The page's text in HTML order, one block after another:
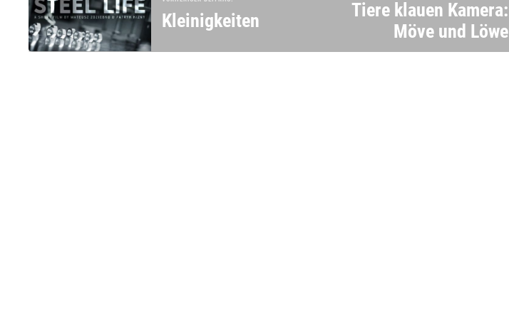
Kleinigkeiten
Tiere klauen Kamera:
Möve und Löwe